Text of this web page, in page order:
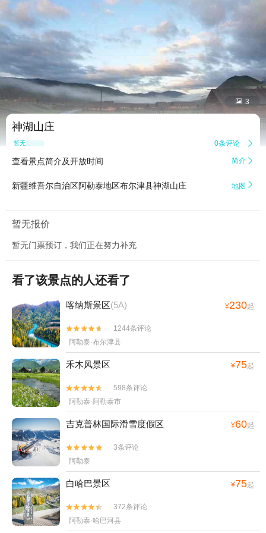
 3
神湖山庄
暂无点评 0条评论 
查看景点简介及开放时间 简介 
新疆维吾尔自治区阿勒泰地区布尔津县神湖山庄 地图 
暂无报价
暂无门票预订，我们正在努力补充
看了该景点的人还看了
喀纳斯景区(5A) ¥230起


1244条评论
阿勒泰·布尔津县
禾木风景区 ¥75起


598条评论
阿勒泰·阿勒泰市
吉克普林国际滑雪度假区 ¥60起


3条评论
阿勒泰
白哈巴景区 ¥75起


372条评论
阿勒泰·哈巴河县
